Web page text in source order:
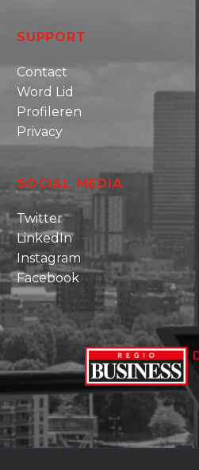
SUPPORT
Contact
Word Lid
Profileren
Privacy
SOCIAL MEDIA
Twitter
LinkedIn
Instagram
Facebook